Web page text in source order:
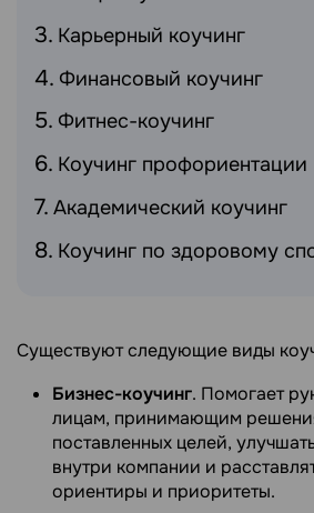
Карьерный коучинг
Финансовый коучинг
Фитнес-коучинг
Коучинг профориентации
Академический коучинг
Коучинг по здоровому
Существуют следующие виды
Бизнес-коучинг. Помогает
лицам, принимающим
поставленных целей,
внутри компании и
ориентиры и приоритеты.